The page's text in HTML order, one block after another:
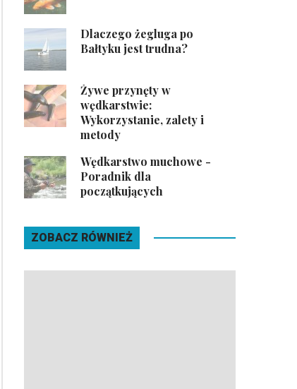
Dlaczego żegluga po
Bałtyku jest trudna?
Żywe przynęty w
wędkarstwie:
Wykorzystanie, zalety i
metody
Wędkarstwo muchowe -
Poradnik dla
początkujących
ZOBACZ RÓWNIEŻ